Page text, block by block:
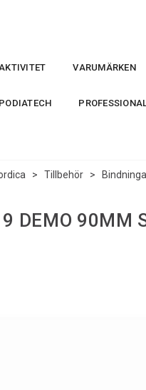
VARUMÄRKEN
PODIATECH
> Tillbehör >
9 DEMO 90MM